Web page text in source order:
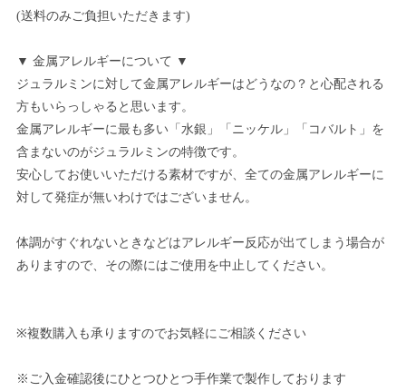
(送料のみご負担いただきます)
▼ 金属アレルギーについて ▼
ジュラルミンに対して金属アレルギーはどうなの？と心配される
方もいらっしゃると思います。
金属アレルギーに最も多い「水銀」「ニッケル」「コバルト」を
含まないのがジュラルミンの特徴です。
安心してお使いいただける素材ですが、全ての金属アレルギーに
対して発症が無いわけではございません。
体調がすぐれないときなどはアレルギー反応が出てしまう場合が
ありますので、その際にはご使用を中止してください。
※複数購入も承りますのでお気軽にご相談ください
※ご入金確認後にひとつひとつ手作業で製作しております